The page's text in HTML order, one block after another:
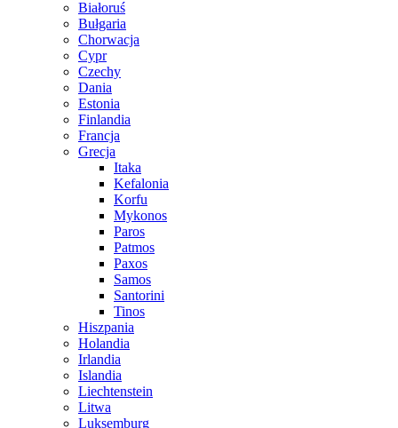
Białoruś
Bułgaria
Chorwacja
Cypr
Czechy
Dania
Estonia
Finlandia
Francja
Grecja
Itaka
Kefalonia
Korfu
Mykonos
Paros
Patmos
Paxos
Samos
Santorini
Tinos
Hiszpania
Holandia
Irlandia
Islandia
Liechtenstein
Litwa
Luksemburg